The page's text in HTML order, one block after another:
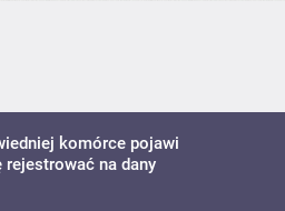
komórce pojawi
na dany